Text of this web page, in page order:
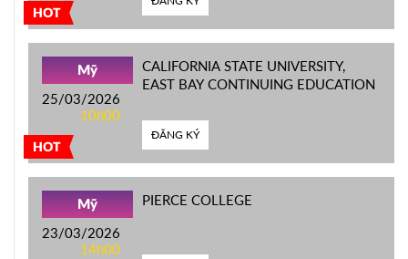
HOT
HOT
Mỹ
25/03/2026
10h00
CALIFORNIA STATE UNIVERSITY,
EAST BAY CONTINUING EDUCATION
ĐĂNG KÝ
Mỹ
23/03/2026
14h00
PIERCE COLLEGE